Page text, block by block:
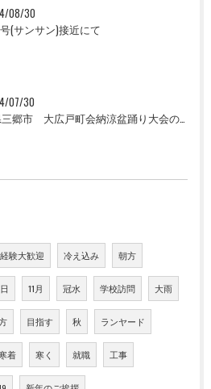
08/30
(サンサン)接近にて
07/30
埼玉県三郷市 大広戸町会納涼盆踊り大会のお知らせ 2024
験大歓迎 冷え込み 朝方
11月 冠水 学校訪問 大雨
目指す 秋 ランヤード
着 寒く 就職 工事